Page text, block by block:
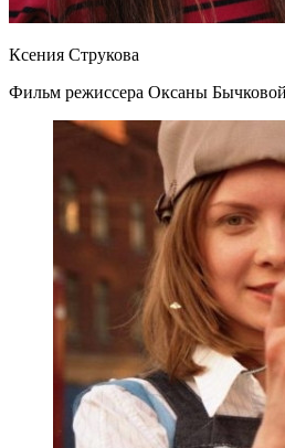
Ксения Струкова
Фильм режиссера Оксаны